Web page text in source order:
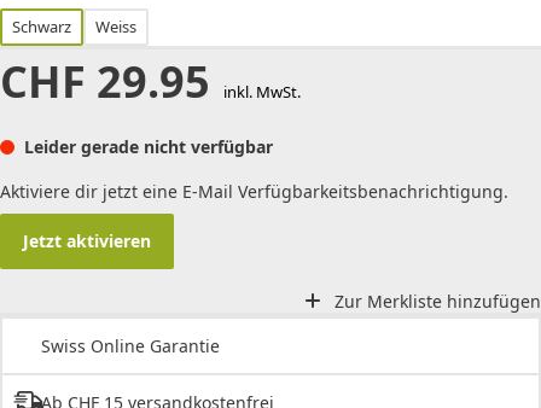
Schwarz Weiss
CHF 29.95 inkl. MwSt.
Leider gerade nicht verfügbar
Aktiviere dir jetzt eine E-Mail Verfügbarkeitsbenachrichtigung.
Jetzt aktivieren
Zur Merkliste hinzufügen
Swiss Online Garantie
Ab CHF 15 versandkostenfrei